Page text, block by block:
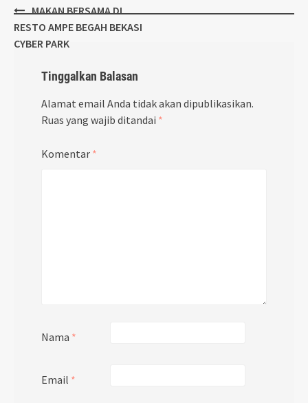
Post
navigation
MAKAN BERSAMA DI
RESTO AMPE BEGAH BEKASI
CYBER PARK
Tinggalkan Balasan
Alamat email Anda tidak akan dipublikasikan.
Ruas yang wajib ditandai *
Komentar *
Nama *
Email *